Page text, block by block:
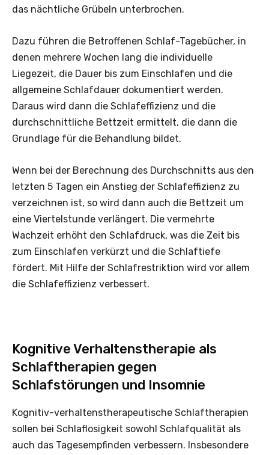
das nächtliche Grübeln unterbrochen.
Dazu führen die Betroffenen Schlaf-Tagebücher, in
denen mehrere Wochen lang die individuelle
Liegezeit, die Dauer bis zum Einschlafen und die
allgemeine Schlafdauer dokumentiert werden.
Daraus wird dann die Schlafeffizienz und die
durchschnittliche Bettzeit ermittelt, die dann die
Grundlage für die Behandlung bildet.
Wenn bei der Berechnung des Durchschnitts aus den
letzten 5 Tagen ein Anstieg der Schlafeffizienz zu
verzeichnen ist, so wird dann auch die Bettzeit um
eine Viertelstunde verlängert. Die vermehrte
Wachzeit erhöht den Schlafdruck, was die Zeit bis
zum Einschlafen verkürzt und die Schlaftiefe
fördert. Mit Hilfe der Schlafrestriktion wird vor allem
die Schlaf­effizienz verbessert.
Kognitive Verhaltenstherapie als
Schlaftherapien gegen
Schlafstörungen und Insomnie
Kognitiv-verhaltenstherapeutische Schlaftherapien
sollen bei Schlaflosigkeit sowohl Schlafqualität als
auch das Tagesempfinden verbessern. Insbesondere